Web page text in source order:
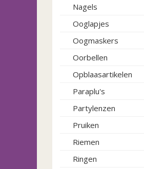
Nagels
Ooglapjes
Oogmaskers
Oorbellen
Opblaasartikelen
Paraplu's
Partylenzen
Pruiken
Riemen
Ringen